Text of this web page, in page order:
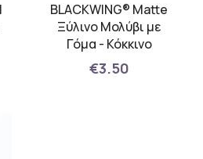
BLACKWING® Matte
Ξύλινο Μολύβι με
Γόμα - Κόκκινο
€3.50